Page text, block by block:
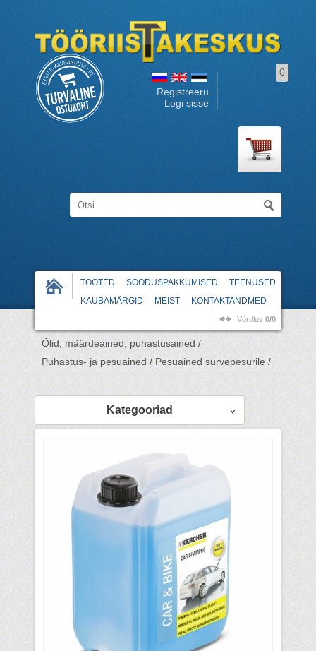
Registreeru
Logi sisse
0
TOOTED SOODUSPAKKUMISED
TEENUSED
KAUBAMÄRGID
MEIST KONTAKTANDMED
Võrdlus 0/0
Õlid, määrdeained, puhastusained /
Puhastus- ja pesuained / Pesuained survepesurile /
Kategooriad